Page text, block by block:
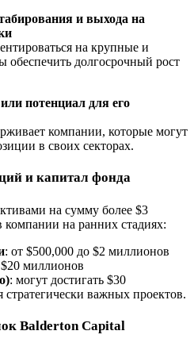
и выхода на
на крупные и
обеспечить долгосрочный рост
потенциал для его
компании, которые могут
в своих секторах.
и капитал фонда
на сумму более $3
на ранних стадиях:
: от $500,000 до $2 миллионов
миллионов
: могут достигать $30
важных проектов.
Balderton Capital